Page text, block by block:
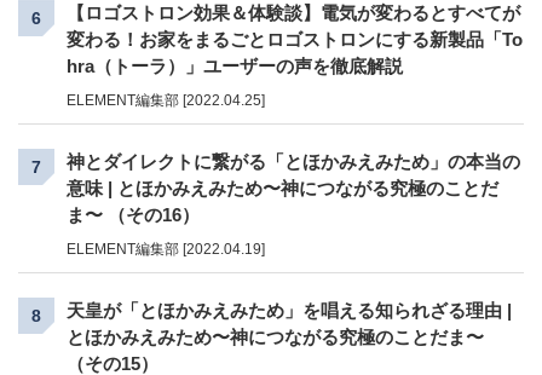
6
【ロゴストロン効果＆体験談】電気が変わるとすべてが
変わる！お家をまるごとロゴストロンにする新製品「To
hra（トーラ）」ユーザーの声を徹底解説
ELEMENT編集部 [2022.04.25]
7
神とダイレクトに繋がる「とほかみえみため」の本当の
意味 | とほかみえみため〜神につながる究極のことだ
ま〜 （その16）
ELEMENT編集部 [2022.04.19]
8
天皇が「とほかみえみため」を唱える知られざる理由 |
とほかみえみため〜神につながる究極のことだま〜
（その15）